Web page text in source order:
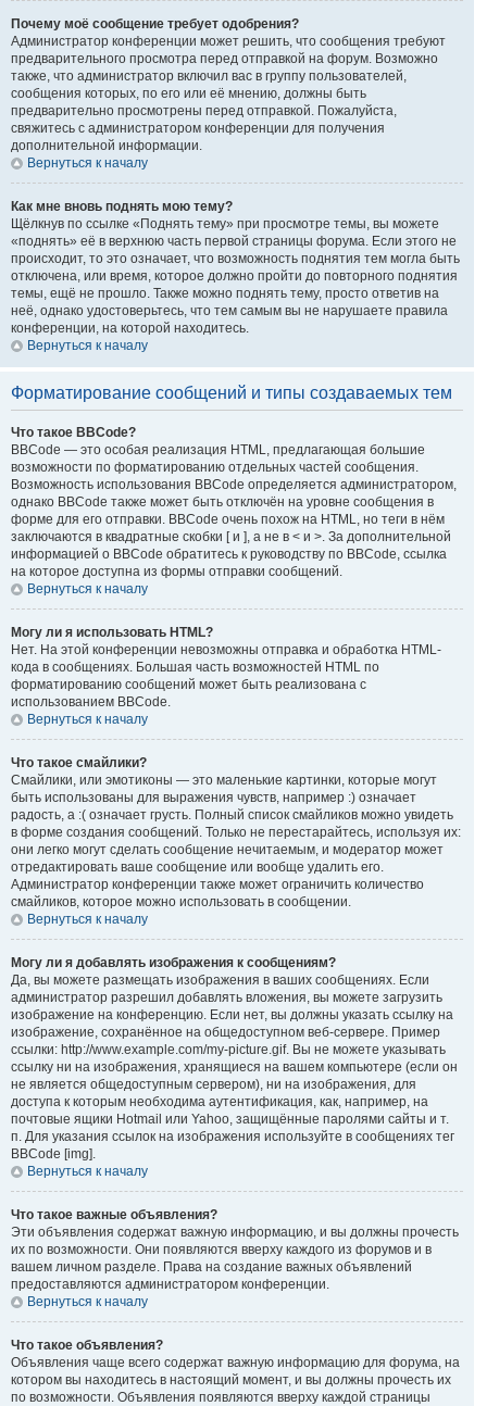
Почему моё сообщение требует одобрения?
Администратор конференции может решить, что сообщения требуют
предварительного просмотра перед отправкой на форум. Возможно
также, что администратор включил вас в группу пользователей,
сообщения которых, по его или её мнению, должны быть
предварительно просмотрены перед отправкой. Пожалуйста,
свяжитесь с администратором конференции для получения
дополнительной информации.
Вернуться к началу
Как мне вновь поднять мою тему?
Щёлкнув по ссылке «Поднять тему» при просмотре темы, вы можете
«поднять» её в верхнюю часть первой страницы форума. Если этого не
происходит, то это означает, что возможность поднятия тем могла быть
отключена, или время, которое должно пройти до повторного поднятия
темы, ещё не прошло. Также можно поднять тему, просто ответив на
неё, однако удостоверьтесь, что тем самым вы не нарушаете правила
конференции, на которой находитесь.
Вернуться к началу
Форматирование сообщений и типы создаваемых тем
Что такое BBCode?
BBCode — это особая реализация HTML, предлагающая большие
возможности по форматированию отдельных частей сообщения.
Возможность использования BBCode определяется администратором,
однако BBCode также может быть отключён на уровне сообщения в
форме для его отправки. BBCode очень похож на HTML, но теги в нём
заключаются в квадратные скобки [ и ], а не в < и >. За дополнительной
информацией о BBCode обратитесь к руководству по BBCode, ссылка
на которое доступна из формы отправки сообщений.
Вернуться к началу
Могу ли я использовать HTML?
Нет. На этой конференции невозможны отправка и обработка HTML-
кода в сообщениях. Большая часть возможностей HTML по
форматированию сообщений может быть реализована с
использованием BBCode.
Вернуться к началу
Что такое смайлики?
Смайлики, или эмотиконы — это маленькие картинки, которые могут
быть использованы для выражения чувств, например :) означает
радость, а :( означает грусть. Полный список смайликов можно увидеть
в форме создания сообщений. Только не перестарайтесь, используя их:
они легко могут сделать сообщение нечитаемым, и модератор может
отредактировать ваше сообщение или вообще удалить его.
Администратор конференции также может ограничить количество
смайликов, которое можно использовать в сообщении.
Вернуться к началу
Могу ли я добавлять изображения к сообщениям?
Да, вы можете размещать изображения в ваших сообщениях. Если
администратор разрешил добавлять вложения, вы можете загрузить
изображение на конференцию. Если нет, вы должны указать ссылку на
изображение, сохранённое на общедоступном веб-сервере. Пример
ссылки: http://www.example.com/my-picture.gif. Вы не можете указывать
ссылку ни на изображения, хранящиеся на вашем компьютере (если он
не является общедоступным сервером), ни на изображения, для
доступа к которым необходима аутентификация, как, например, на
почтовые ящики Hotmail или Yahoo, защищённые паролями сайты и т.
п. Для указания ссылок на изображения используйте в сообщениях тег
BBCode [img].
Вернуться к началу
Что такое важные объявления?
Эти объявления содержат важную информацию, и вы должны прочесть
их по возможности. Они появляются вверху каждого из форумов и в
вашем личном разделе. Права на создание важных объявлений
предоставляются администратором конференции.
Вернуться к началу
Что такое объявления?
Объявления чаще всего содержат важную информацию для форума, на
котором вы находитесь в настоящий момент, и вы должны прочесть их
по возможности. Объявления появляются вверху каждой страницы